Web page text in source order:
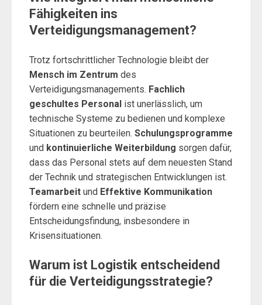
Fähigkeiten ins
Verteidigungsmanagement?
Trotz fortschrittlicher Technologie bleibt der
Mensch im Zentrum des
Verteidigungsmanagements. Fachlich
geschultes Personal ist unerlässlich, um
technische Systeme zu bedienen und komplexe
Situationen zu beurteilen. Schulungsprogramme
und kontinuierliche Weiterbildung sorgen dafür,
dass das Personal stets auf dem neuesten Stand
der Technik und strategischen Entwicklungen ist.
Teamarbeit und Effektive Kommunikation
fördern eine schnelle und präzise
Entscheidungsfindung, insbesondere in
Krisensituationen.
Warum ist Logistik entscheidend
für die Verteidigungsstrategie?